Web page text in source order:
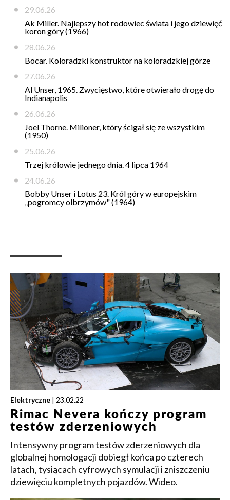
29.06.26
Ak Miller. Najlepszy hot rodowiec świata i jego dziewięć
koron góry (1966)
28.06.26
Bocar. Koloradzki konstruktor na koloradzkiej górze
27.06.26
Al Unser, 1965. Zwycięstwo, które otwierało drogę do
Indianapolis
26.06.26
Joel Thorne. Milioner, który ścigał się ze wszystkim
(1950)
25.06.26
Trzej królowie jednego dnia. 4 lipca 1964
24.06.26
Bobby Unser i Lotus 23. Król góry w europejskim
„pogromcy olbrzymów" (1964)
Elektryczne | 23.02.22
Rimac Nevera kończy program
testów zderzeniowych
Intensywny program testów zderzeniowych dla
globalnej homologacji dobiegł końca po czterech
latach, tysiącach cyfrowych symulacji i zniszczeniu
dziewięciu kompletnych pojazdów. Wideo.